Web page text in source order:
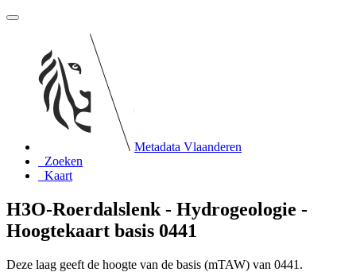
Metadata Vlaanderen
Zoeken
Kaart
H3O-Roerdalslenk - Hydrogeologie -
Hoogtekaart basis 0441
Deze laag geeft de hoogte van de basis (mTAW) van 0441.